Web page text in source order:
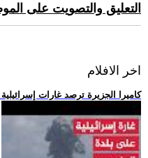
التعليق والتصويت على
اخر الافلام
.. كاميرا الجزيرة ترصد غارات